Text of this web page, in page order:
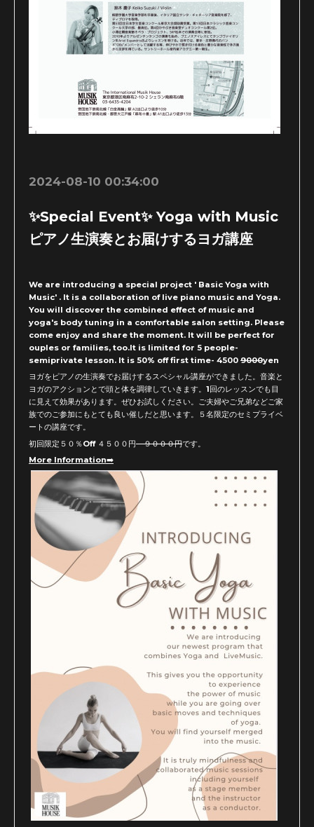
2024-08-10 00:34:00
✨Special Event✨ Yoga with Music
ピアノ生演奏とお届けするヨガ講座
We are introducing a special project ' Basic Yoga with
Music' . It is a collaboration of live piano music and Yoga.
You will discover the combined effect of music and
yoga's body tuning in a comfortable salon setting. Please
come enjoy and share the moment. It will be perfect for
ouples or families, too.It is limited for 5 people-
semiprivate lesson. It is 50% off first time- 4500 9000yen
ヨガをピアノの生演奏でお届けするスペシャル講座ができました。音楽と
ヨガのアクションとで頭と体を調律していきます。1回のレッスンでも目
に見えて効果があります。ぜひお試しください。ご夫婦やご兄弟などご家
族でのご参加にもとても良い催しだと思います。５名限定のセミプライベ
ートの講座です。
初回限定５０％Off ４５００円９０００円です。
More Information➡️